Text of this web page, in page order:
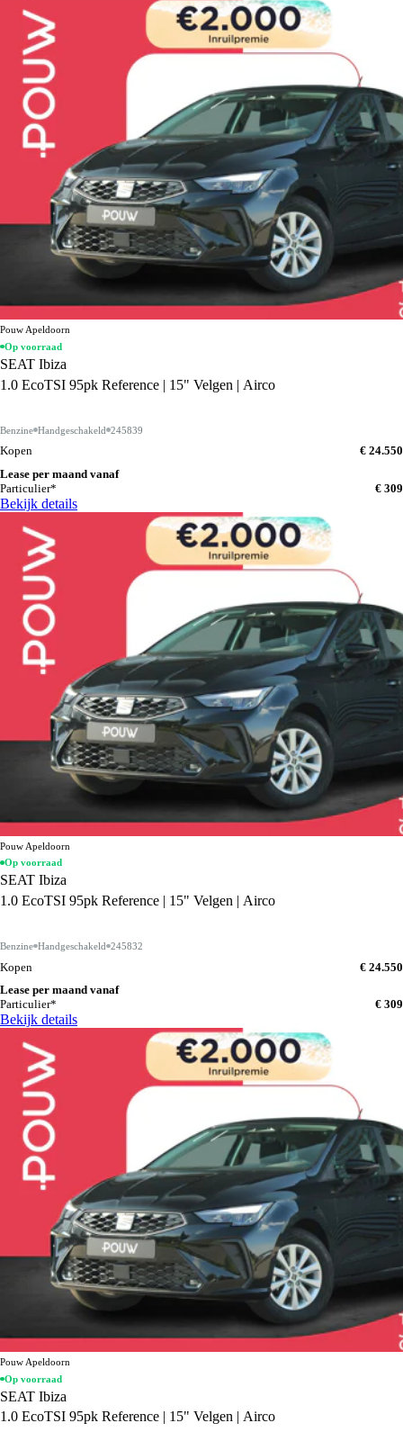
Pouw Apeldoorn
Op voorraad
SEAT Ibiza
1.0 EcoTSI 95pk Reference | 15" Velgen | Airco
Benzine Handgeschakeld 245839
Kopen
€ 24.550
Lease per maand vanaf
Particulier*
€ 309
Bekijk details
Pouw Apeldoorn
Op voorraad
SEAT Ibiza
1.0 EcoTSI 95pk Reference | 15" Velgen | Airco
Benzine Handgeschakeld 245832
Kopen
€ 24.550
Lease per maand vanaf
Particulier*
€ 309
Bekijk details
Pouw Apeldoorn
Op voorraad
SEAT Ibiza
1.0 EcoTSI 95pk Reference | 15" Velgen | Airco